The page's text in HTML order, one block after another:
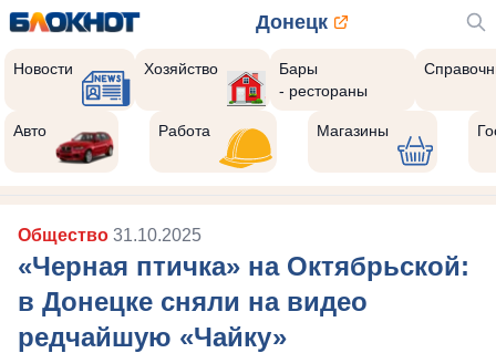
Донецк
Новости Хозяйство
Бары
- рестораны
Авто Работа Магазины
Общество 31.10.2025
«Черная птичка» на Октябрьской:
в Донецке сняли на видео
редчайшую «Чайку»